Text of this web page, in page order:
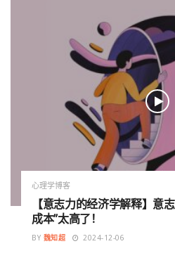
心理学博客
【意志力的经济学解释】意
成本”太高了！
BY 魏知超 2024-12-06